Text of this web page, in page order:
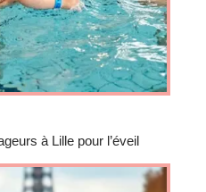
à Lille pour l’éveil